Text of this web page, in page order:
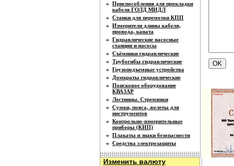
Приспособления для прокладки
кабеля ГОЛД МИДЛ
Станки для перемотки КПП
Измерители длины кабеля,
провода, каната
Гидравлические насосные
станции и насосы
Съёмники гидравлические
Трубогибы гидравлические
Грузоподъемные устройства
Домкраты гидравлические
Поисковое оборудование
КВАЗАР
Лестницы. Стремянки
Сумки, пояса, желеты для
инструментов
Контрольно-измерительные
приборы (КИП)
Плакаты и знаки безопасности
Средства электрозащиты
Изменить валюту